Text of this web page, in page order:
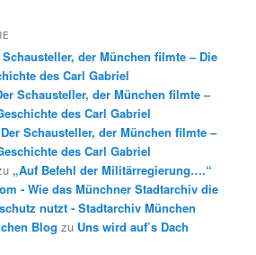
Schausteller, der München filmte – Die
des Carl Gabriel
Schausteller, der München filmte –
des Carl Gabriel
Der Schausteller, der München filmte –
des Carl Gabriel
„Auf Befehl der Militärregierung….“
- Wie das Münchner Stadtarchiv die
nutzt - Stadtarchiv München
Blog zu Uns wird auf’s Dach